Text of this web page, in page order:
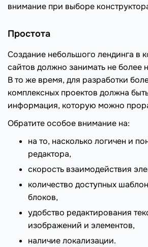
внимание при выборе
Простота
Создание небольшого лендинга в
сайтов должно занимать не более
В то же время, для разработки
комплексных проектов должна
информация, которую можно
Обратите особое внимание на:
на то, насколько логичен и
редактора,
скорость взаимодействия
количество доступных
блоков,
удобство редактирования
изображений и элементов,
наличие локализации.